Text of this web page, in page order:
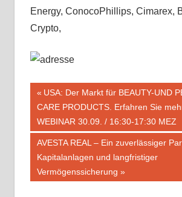
Energy, ConocoPhillips, Cimarex,
Crypto,
Vorheriger
Beitrag:
USA: Der Markt für BEAUTY-UND
CARE PRODUCTS. Erfahren Sie
WEBINAR 30.09. / 16:30-17:30 MEZ
Nächster
Beitrag:
AVESTA REAL – Ein zuverlässiger
Kapitalanlagen und langfristiger
Vermögenssicherung